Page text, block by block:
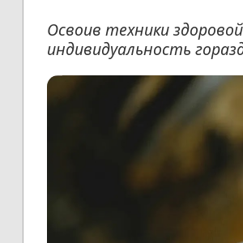
Освоив техники
индивидуальность